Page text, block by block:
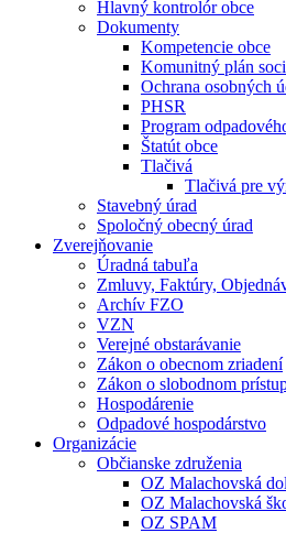
Hlavný kontrolór obce
Dokumenty
Kompetencie obce
Komunitný plán
Ochrana osobných
PHSR
Program
Štatút obce
Tlačivá
Tlačivá pre
Stavebný úrad
Spoločný obecný úrad
Zverejňovanie
Úradná tabuľa
Zmluvy, Faktúry,
Archív FZO
VZN
Verejné obstarávanie
Zákon o obecnom zriadení
Zákon o slobodnom
Hospodárenie
Odpadové hospodárstvo
Organizácie
Občianske združenia
OZ Malachovská
OZ Malachovská
OZ SPAM